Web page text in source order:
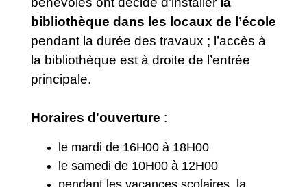
bibliothèque dans les locaux de l’école
pendant la durée des travaux ; l’accès à
la bibliothèque est à droite de l’entrée
principale.
Horaires d'ouverture :
le mardi de 16H00 à 18H00
le samedi de 10H00 à 12H00
pendant les vacances scolaires, la